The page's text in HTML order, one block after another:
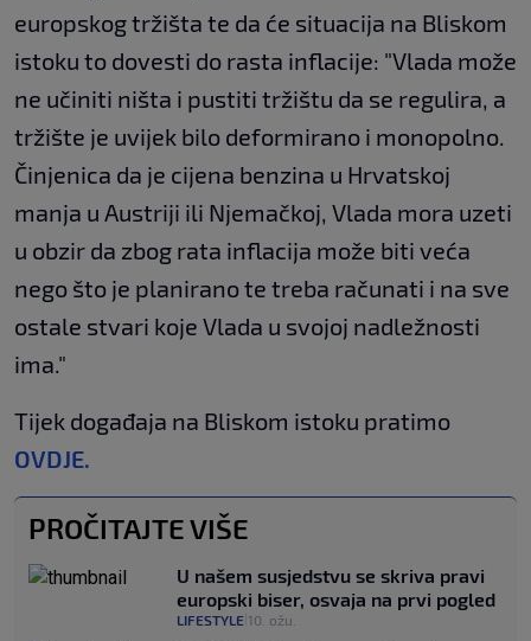
europskog tržišta te da će situacija na Bliskom
istoku to dovesti do rasta inflacije: "Vlada može
ne učiniti ništa i pustiti tržištu da se regulira, a
tržište je uvijek bilo deformirano i monopolno.
Činjenica da je cijena benzina u Hrvatskoj
manja u Austriji ili Njemačkoj, Vlada mora uzeti
u obzir da zbog rata inflacija može biti veća
nego što je planirano te treba računati i na sve
ostale stvari koje Vlada u svojoj nadležnosti
ima."
Tijek događaja na Bliskom istoku pratimo
OVDJE.
PROČITAJTE VIŠE
U našem susjedstvu se skriva pravi
europski biser, osvaja na prvi pogled
LIFESTYLE 10. ožu.